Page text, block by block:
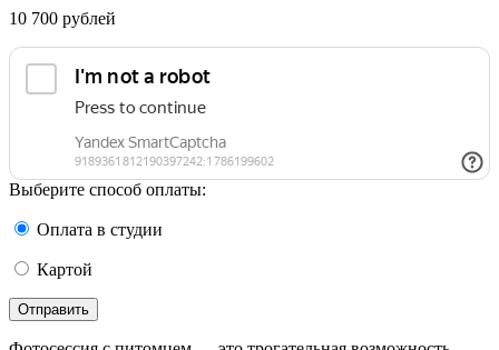
10 700 рублей
Выберите способ оплаты:
Оплата в студии
Картой
Отправить